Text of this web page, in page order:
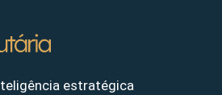
estratégica